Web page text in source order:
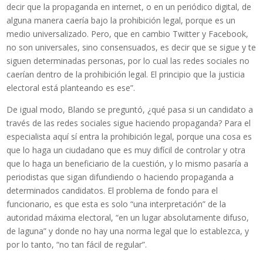
decir que la propaganda en internet, o en un periódico digital, de
alguna manera caería bajo la prohibición legal, porque es un
medio universalizado. Pero, que en cambio Twitter y Facebook,
no son universales, sino consensuados, es decir que se sigue y te
siguen determinadas personas, por lo cual las redes sociales no
caerían dentro de la prohibición legal. El principio que la justicia
electoral está planteando es ese”.
De igual modo, Blando se preguntó, ¿qué pasa si un candidato a
través de las redes sociales sigue haciendo propaganda? Para el
especialista aquí sí entra la prohibición legal, porque una cosa es
que lo haga un ciudadano que es muy difícil de controlar y otra
que lo haga un beneficiario de la cuestión, y lo mismo pasaría a
periodistas que sigan difundiendo o haciendo propaganda a
determinados candidatos. El problema de fondo para el
funcionario, es que esta es solo “una interpretación” de la
autoridad máxima electoral, “en un lugar absolutamente difuso,
de laguna” y donde no hay una norma legal que lo establezca, y
por lo tanto, “no tan fácil de regular”.